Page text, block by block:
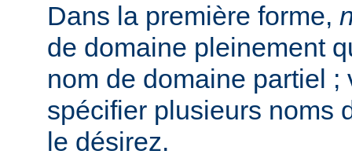
Dans la première forme,
de domaine pleinement
nom de domaine partiel ;
spécifier plusieurs noms
le désirez.